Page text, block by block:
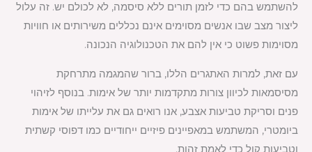
להשתמש בהם כדי לזמן תורים ללא סיסמה, לא לכולם יש. זה עלול
ליצור מצב שבו אנשים מסוימים אינם נכללים משירותים או חוויות
מסוימות פשוט כי אין להם את הטכנולוגיה הנכונה.
עם זאת, למרות האתגרים הללו, ברור שהמגמה מתרחקת
מסיסמאות לכיוון צורות מתקדמות יותר של אימות. בנוסף לזיהוי
פנים וסריקת טביעות אצבע, אנו רואים גם את עלייתו של אימות
ביומטרי, המשתמש במאפיינים פיזיים ייחודיים כמו דפוסי קשתית
וטביעות קול כדי לאמת זהות.